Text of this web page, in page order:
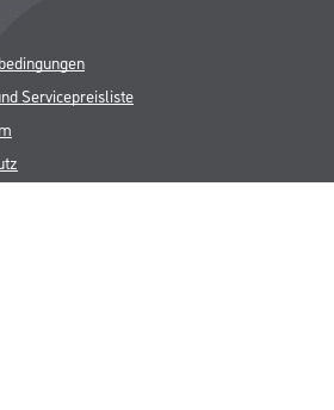
Servicepreisliste